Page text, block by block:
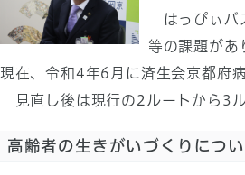
はっぴぃバ
等の課題があ
現在、令和4年6月に済生会京都府
見直し後は現行の2ルートから3ル
高齢者の生きがいづくりについ